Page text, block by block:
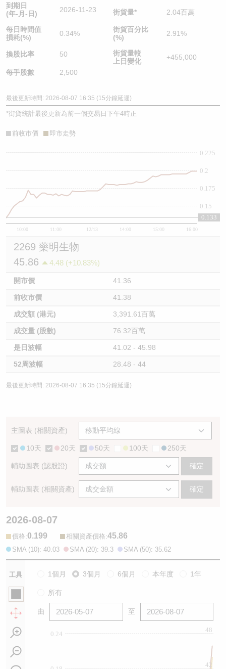
到期日
(年-月-日)
2026-11-23
每日時間值
損耗(%)
0.34%
換股比率 50
每手股數 2,500
街貨量* 2.04百萬
街貨百分比
(%)
2.91%
街貨量較
上日變化
+455,000
最後更新時間: 2026-08-07 16:35 (15分鐘延遲)
*街貨統計最後更新為前一個交易日下午4時正
前收市價 即市走勢
10:00 11:00 12/13 14:00 15:00 16:00
0.15
0.175
0.2
0.225
0.133
2269 藥明生物
45.86
4.48 (+10.83%)
開市價 41.36
前收市價 41.38
成交額 (港元) 3,391.61百萬
成交量 (股數) 76.32百萬
是日波幅 41.02 - 45.98
52周波幅 28.48 - 44
最後更新時間: 2026-08-07 16:35 (15分鐘延遲)
主圖表 (相關資產)
10天 20天 50天 100天 250天
輔助圖表 (認股證) 確定
輔助圖表 (相關資產) 確定
2026-08-07
價格:0.199 相關資產價格:45.86
SMA (10): 40.03 SMA (20): 39.3 SMA (50): 35.62
工具 1個月 3個月 6個月 本年度 1年
所有
由 至
0.24
42
48